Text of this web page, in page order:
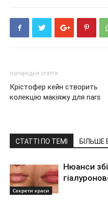
попередня стаття
Крістофер кейн створить
колекцію макіяжу для nars
СТАТТІ ПО ТЕМІ БІЛЬШЕ
Секрети краси
Нюанси